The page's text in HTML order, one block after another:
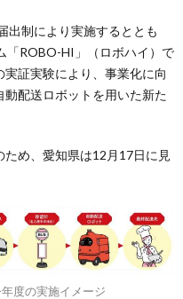
出制により実施するととも
「ROBO-HI」（ロボハイ）で
証実験により、事業化に向
配送ロボットを用いた新た
め、愛知県は12月17日に見
度の実施イメージ